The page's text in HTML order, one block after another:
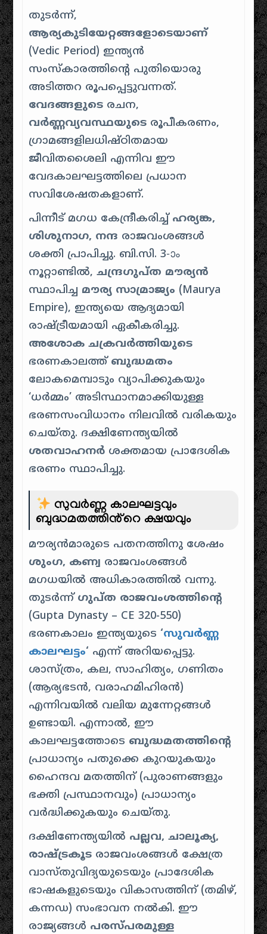
തുടർന്ന്,
ആര്യകുടിയേറ്റങ്ങളോടെയാണ്
(Vedic Period) ഇന്ത്യൻ
സംസ്കാരത്തിൻ്റെ പുതിയൊരു
അടിത്തറ രൂപപ്പെട്ടുവന്നത്.
വേദങ്ങളുടെ രചന,
വർണ്ണവ്യവസ്ഥയുടെ രൂപീകരണം,
ഗ്രാമങ്ങളിലധിഷ്ഠിതമായ
ജീവിതശൈലി എന്നിവ ഈ
വേദകാലഘട്ടത്തിലെ പ്രധാന
സവിശേഷതകളാണ്.
പിന്നീട് മഗധ കേന്ദ്രീകരിച്ച് ഹര്യങ്ക,
ശിശുനാഗ, നന്ദ രാജവംശങ്ങൾ
ശക്തി പ്രാപിച്ചു. ബി.സി. 3-ാം
നൂറ്റാണ്ടിൽ,ചന്ദ്രഗുപ്ത മൗര്യൻ
സ്ഥാപിച്ച മൗര്യ സാമ്രാജ്യം (Maurya
Empire), ഇന്ത്യയെ ആദ്യമായി
രാഷ്ട്രീയമായി ഏകീകരിച്ചു.
അശോക ചക്രവർത്തിയുടെ
ഭരണകാലത്ത് ബുദ്ധമതം
ലോകമെമ്പാടും വ്യാപിക്കുകയും
‘ധർമ്മം’ അടിസ്ഥാനമാക്കിയുള്ള
ഭരണസംവിധാനം നിലവിൽ വരികയും
ചെയ്തു. ദക്ഷിണേന്ത്യയിൽ
ശതവാഹനർ ശക്തമായ പ്രാദേശിക
ഭരണം സ്ഥാപിച്ചു.
സുവർണ്ണ കാലഘട്ടവും
ബുദ്ധമതത്തിൻ്റെ ക്ഷയവും
മൗര്യൻമാരുടെ പതനത്തിനു ശേഷം
ശുംഗ, കണ്വ രാജവംശങ്ങൾ
മഗധയിൽ അധികാരത്തിൽ വന്നു.
തുടർന്ന് ഗുപ്ത രാജവംശത്തിൻ്റെ
(Gupta Dynasty – CE 320-550)
ഭരണകാലം ഇന്ത്യയുടെ‘സുവർണ്ണ
കാലഘട്ടം‘ എന്ന് അറിയപ്പെട്ടു.
ശാസ്ത്രം, കല, സാഹിത്യം, ഗണിതം
(ആര്യഭടൻ, വരാഹമിഹിരൻ)
എന്നിവയിൽ വലിയ മുന്നേറ്റങ്ങൾ
ഉണ്ടായി. എന്നാൽ, ഈ
കാലഘട്ടത്തോടെ ബുദ്ധമതത്തിൻ്റെ
പ്രാധാന്യം പതുക്കെ കുറയുകയും
ഹൈന്ദവ മതത്തിന് (പുരാണങ്ങളും
ഭക്തി പ്രസ്ഥാനവും) പ്രാധാന്യം
വർദ്ധിക്കുകയും ചെയ്തു.
ദക്ഷിണേന്ത്യയിൽ പല്ലവ, ചാലൂക്യ,
രാഷ്ട്രകൂട രാജവംശങ്ങൾ ക്ഷേത്ര
വാസ്തുവിദ്യയുടെയും പ്രാദേശിക
ഭാഷകളുടെയും വികാസത്തിന് (തമിഴ്,
കന്നഡ) സംഭാവന നൽകി. ഈ
രാജ്യങ്ങൾ പരസ്പരമുള്ള